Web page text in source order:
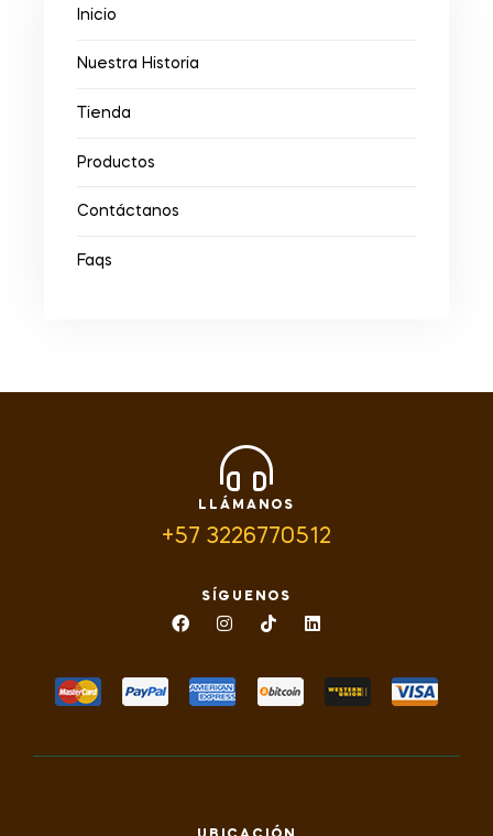
Inicio
Nuestra Historia
Tienda
Productos
Contáctanos
Faqs
LLÁMANOS
+57 3226770512
SÍGUENOS